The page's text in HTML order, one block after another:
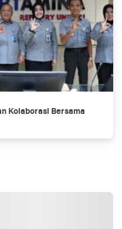
Kolaborasi Bersama